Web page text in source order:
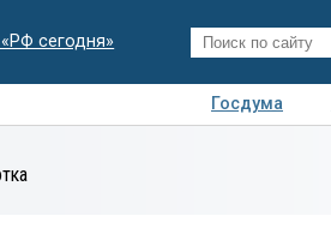
сегодня»
Госдума